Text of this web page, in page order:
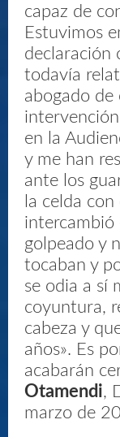
capaz de
Estuvimos
declaración
todavía
abogado de
en la
y me han
ante los
la celda
intercambió
golpeado y
tocaban y
se odia a sí
coyuntura,
cabeza y
años». Es
acabarán
Otamendi,
marzo de